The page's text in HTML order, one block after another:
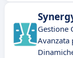
Gestione
Avanzata